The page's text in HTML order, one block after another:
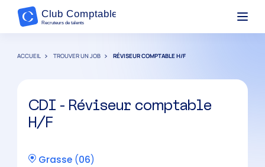
ACCUEIL TROUVER UN JOB RÉVISEUR COMPTABLE H/F
CDI - Réviseur comptable
H/F
Grasse(06)